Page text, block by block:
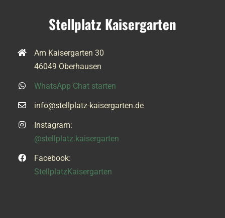
Stellplatz Kaisergarten
Am Kaisergarten 30
46049 Oberhausen
WhatsApp Chat starten
info@stellplatz-kaisergarten.de
Instagram:
@stellplatz.kaisergarten
Facebook:
StellplatzKaisergarten